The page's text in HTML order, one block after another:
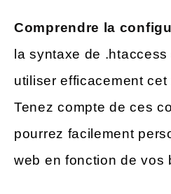
Comprendre la
la syntaxe de
utiliser efficacement
Tenez compte de ces
pourrez facilement
web en fonction de vos